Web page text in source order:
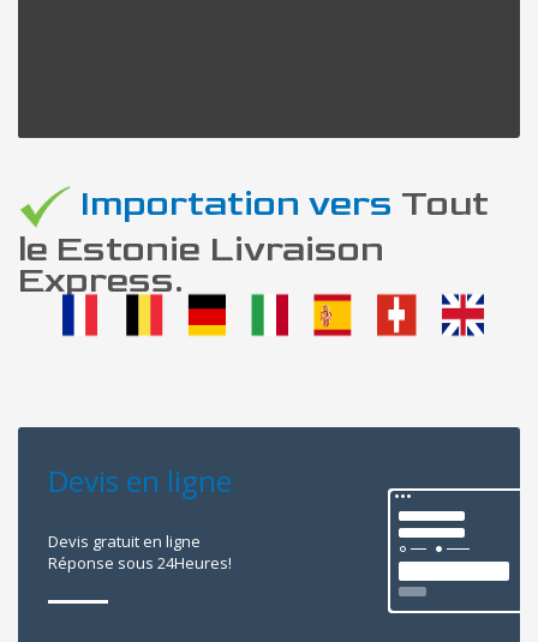
Importation vers Tout
le Estonie Livraison
Express.
Devis en ligne
Devis gratuit en ligne
Réponse sous 24Heures!